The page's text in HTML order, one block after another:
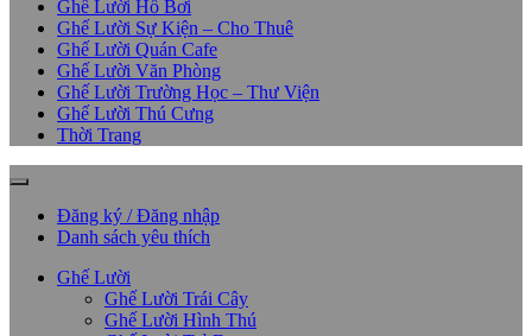
Ghế Lười Hồ Bơi
Ghế Lười Sự Kiện – Cho Thuê
Ghế Lười Quán Cafe
Ghế Lười Văn Phòng
Ghế Lười Trường Học – Thư Viện
Ghế Lười Thú Cưng
Thời Trang
Đăng ký / Đăng nhập
Danh sách yêu thích
Ghế Lười
Ghế Lười Trái Cây
Ghế Lười Hình Thú